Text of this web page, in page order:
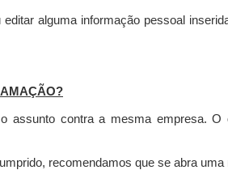
alguma informação pessoal
contra a mesma empresa. O
recomendamos que se abra